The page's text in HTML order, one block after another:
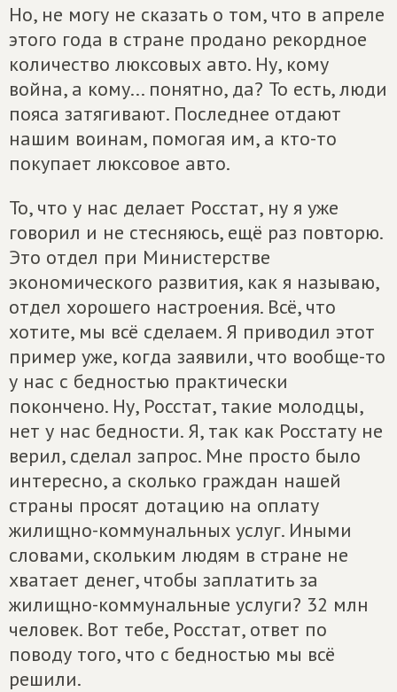
Но, не могу не сказать о том, что в апреле
этого года в стране продано рекордное
количество люксовых авто. Ну, кому
война, а кому... понятно, да? То есть, люди
пояса затягивают. Последнее отдают
нашим воинам, помогая им, а кто-то
покупает люксовое авто.
То, что у нас делает Росстат, ну я уже
говорил и не стесняюсь, ещё раз повторю.
Это отдел при Министерстве
экономического развития, как я называю,
отдел хорошего настроения. Всё, что
хотите, мы всё сделаем. Я приводил этот
пример уже, когда заявили, что вообще-то
у нас с бедностью практически
покончено. Ну, Росстат, такие молодцы,
нет у нас бедности. Я, так как Росстату не
верил, сделал запрос. Мне просто было
интересно, а сколько граждан нашей
страны просят дотацию на оплату
жилищно-коммунальных услуг. Иными
словами, скольким людям в стране не
хватает денег, чтобы заплатить за
жилищно-коммунальные услуги? 32 млн
человек. Вот тебе, Росстат, ответ по
поводу того, что с бедностью мы всё
решили.